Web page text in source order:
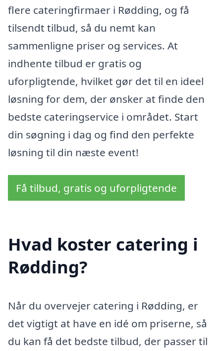
flere cateringfirmaer i Rødding, og få
tilsendt tilbud, så du nemt kan
sammenligne priser og services. At
indhente tilbud er gratis og
uforpligtende, hvilket gør det til en ideel
løsning for dem, der ønsker at finde den
bedste cateringservice i området. Start
din søgning i dag og find den perfekte
løsning til din næste event!
Få tilbud, gratis og uforpligtende
Hvad koster catering i
Rødding?
Når du overvejer catering i Rødding, er
det vigtigt at have en idé om priserne, så
du kan få det bedste tilbud, der passer til